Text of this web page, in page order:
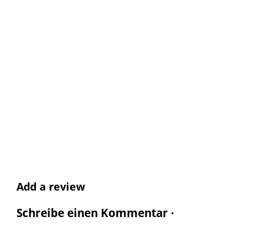
Add a review
Schreibe einen Kommentar ·